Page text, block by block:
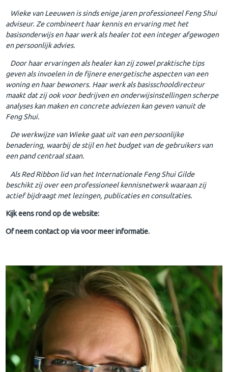
Wieke van Leeuwen is sinds enige jaren professioneel Feng Shui
adviseur. Ze combineert haar kennis en ervaring met het
basisonderwijs en haar werk als healer tot een integer afgewogen
en persoonlijk advies.
Door haar ervaringen als healer kan zij zowel praktische tips
geven als invoelen in de fijnere energetische aspecten van een
woning en haar bewoners. Haar werk als basisschooldirecteur
maakt dat zij ook voor bedrijven en onderwijsinstellingen scherpe
analyses kan maken en concrete adviezen kan geven vanuit de
Feng Shui.
De werkwijze van Wieke gaat uit van een persoonlijke
benadering, waarbij de stijl en het budget van de gebruikers van
een pand centraal staan.
Als Red Ribbon lid van het Internationale Feng Shui Gilde
beschikt zij over een professioneel kennisnetwerk waaraan zij
actief bijdraagt met lezingen, publicaties en consultaties.
Kijk eens rond op de website:
Of neem contact op via voor meer informatie.